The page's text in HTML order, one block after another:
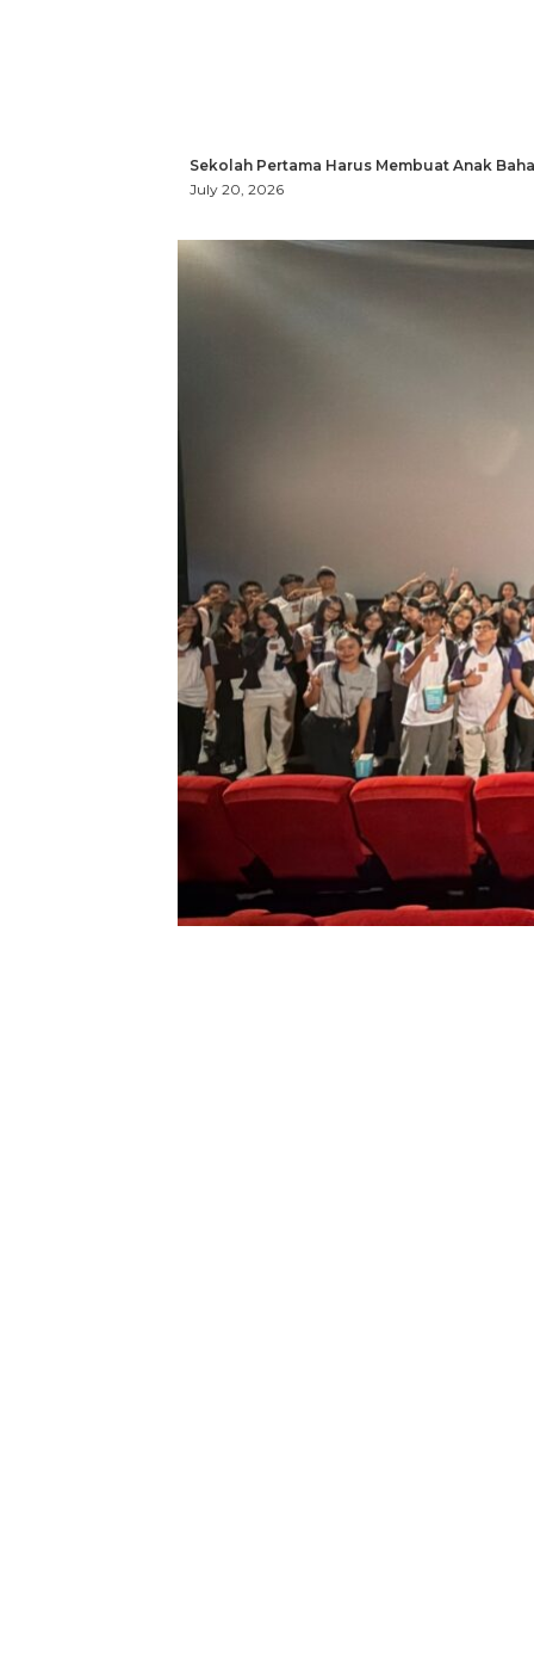
Sekolah Pertama Harus Membuat Anak
July 20, 2026